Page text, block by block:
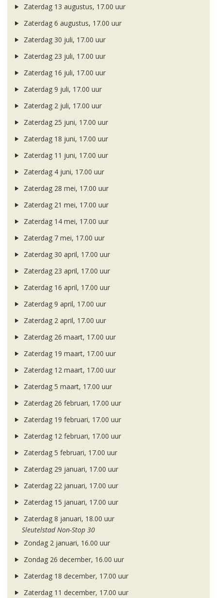
Zaterdag 13 augustus, 17.00 uur
Zaterdag 6 augustus, 17.00 uur
Zaterdag 30 juli, 17.00 uur
Zaterdag 23 juli, 17.00 uur
Zaterdag 16 juli, 17.00 uur
Zaterdag 9 juli, 17.00 uur
Zaterdag 2 juli, 17.00 uur
Zaterdag 25 juni, 17.00 uur
Zaterdag 18 juni, 17.00 uur
Zaterdag 11 juni, 17.00 uur
Zaterdag 4 juni, 17.00 uur
Zaterdag 28 mei, 17.00 uur
Zaterdag 21 mei, 17.00 uur
Zaterdag 14 mei, 17.00 uur
Zaterdag 7 mei, 17.00 uur
Zaterdag 30 april, 17.00 uur
Zaterdag 23 april, 17.00 uur
Zaterdag 16 april, 17.00 uur
Zaterdag 9 april, 17.00 uur
Zaterdag 2 april, 17.00 uur
Zaterdag 26 maart, 17.00 uur
Zaterdag 19 maart, 17.00 uur
Zaterdag 12 maart, 17.00 uur
Zaterdag 5 maart, 17.00 uur
Zaterdag 26 februari, 17.00 uur
Zaterdag 19 februari, 17.00 uur
Zaterdag 12 februari, 17.00 uur
Zaterdag 5 februari, 17.00 uur
Zaterdag 29 januari, 17.00 uur
Zaterdag 22 januari, 17.00 uur
Zaterdag 15 januari, 17.00 uur
Zaterdag 8 januari, 18.00 uur
Sleutelstad Non-Stop 30
Zondag 2 januari, 16.00 uur
Zondag 26 december, 16.00 uur
Zaterdag 18 december, 17.00 uur
Zaterdag 11 december, 17.00 uur